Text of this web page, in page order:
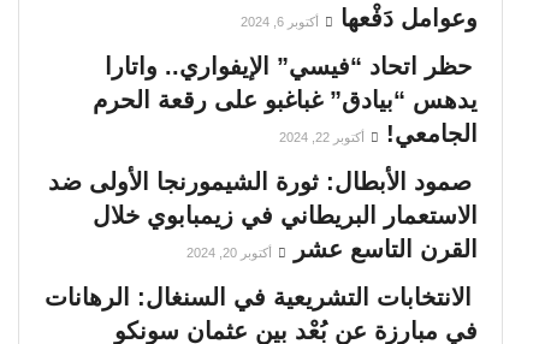
وعوامل دَفْعها
أكتوبر 6, 2024
حظر اتحاد “فيسي” الإيفواري.. واتارا
يدهس “بيادق” غباغبو على رقعة الحرم
الجامعي!
أكتوبر 22, 2024
صمود الأبطال: ثورة الشيمورنجا الأولى ضد
الاستعمار البريطاني في زيمبابوي خلال
القرن التاسع عشر
أكتوبر 20, 2024
الانتخابات التشريعية في السنغال: الرهانات
في مبارزة عن بُعْد بين عثمان سونكو